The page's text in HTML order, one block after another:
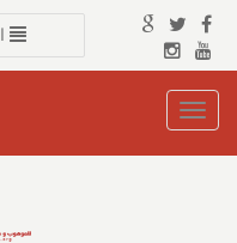
Toggle
navigation